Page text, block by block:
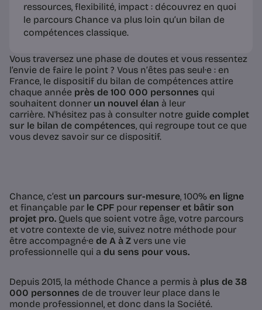
ressources, flexibilité, impact : découvrez en quoi
le parcours Chance va plus loin qu’un bilan de
compétences classique.
Vous traversez une phase de doutes et vous ressentez
l’envie de faire le point ? Vous n’êtes pas seul·e : en
France, le dispositif du bilan de compétences attire
chaque année près de 100 000 personnes qui
souhaitent donner un nouvel élan à leur
carrière. N'hésitez pas à consulter notre guide complet
sur le bilan de compétences, qui regroupe tout ce que
vous devez savoir sur ce dispositif.
Chance, c’est un parcours sur-mesure, 100% en ligne
et finançable par le CPF pour repenser et bâtir son
projet pro. Quels que soient votre âge, votre parcours
et votre contexte de vie, suivez notre méthode pour
être accompagné·e de A à Z vers une vie
professionnelle qui a du sens pour vous.
Depuis 2015, la méthode Chance a permis à plus de 38
000 personnes de de trouver leur place dans le
monde professionnel, et donc dans la Société.